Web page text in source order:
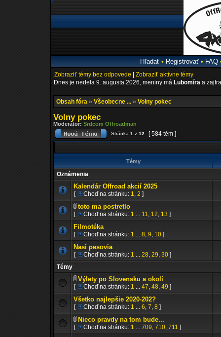
Hľadať• Registrovať• FAQ
Zobraziť témy bez odpovede
Zobraziť aktívne témy
Dnes je nedela 9. augusta 2026, meniny má Lubomíra a
Obsah fóra » Všeobecne ... » Volny pokec
Volny pokec
Moderátor: Srdcom Offroadman
Stránka 1 z 12 [ 584 tém ]
Témy
Oznámenia
Kalendár Offroad akcií 2025
[ Choď na stránku: 1, 2 ]
toto ma postretlo
[ Choď na stránku: 1 ... 11, 12, 13 ]
Filmotéka
[ Choď na stránku: 1 ... 8, 9, 10 ]
Nasi pesovia
[ Choď na stránku: 1 ... 28, 29, 30 ]
Témy
Výlety po Slovensku a okolí
[ Choď na stránku: 1 ... 47, 48, 49 ]
Všetko najlepšie 2020-202?
[ Choď na stránku: 1 ... 6, 7, 8 ]
Nieco pravdy na tom bude...
[ Choď na stránku: 1 ... 709, 710, 711 ]